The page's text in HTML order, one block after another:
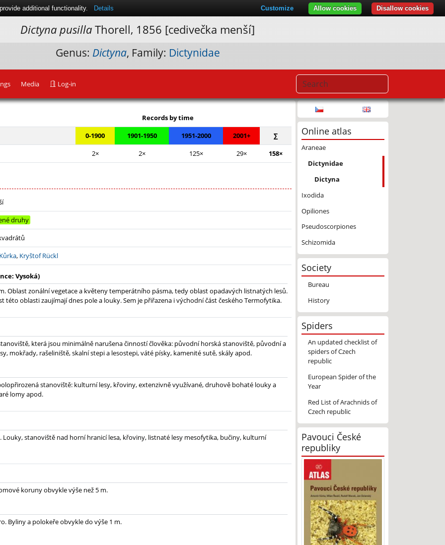
Dictyna pusillaThorell, 1856 [cedivečka menší]
Genus: Dictyna, Family: Dictynidae
Media Log-in
Leaflet|© Seznam.cz a.s. a další
Records by time
0-1900 1901-1950 1951-2000 2001+
∑
2× 2× 125× 29× 158×
druhy
, Kryštof Rückl
Vysoká)
Oblast zonální vegetace a květeny temperátního pásma, tedy oblast opadavých listnatých lesů.
této oblasti zaujímají dnes pole a louky. Sem je přiřazena i východní část českého Termofytika.
která jsou minimálně narušena činností člověka: původní horská stanoviště, původní a
mokřady, rašeliniště, skalní stepi a lesostepi, váté písky, kamenité sutě, skály apod.
stanoviště: kulturní lesy, křoviny, extenzivně využívané, druhově bohaté louky a
lomy apod.
Louky, stanoviště nad horní hranicí lesa, křoviny, listnaté lesy mesofytika, bučiny, kulturní
koruny obvykle výše než 5 m.
Byliny a polokeře obvykle do výše 1 m.
Online atlas
Araneae
Dictynidae
Dictyna
Ixodida
Opiliones
Pseudoscorpiones
Schizomida
Society
Bureau
History
Spiders
An updated checklist of
spiders of Czech
republic
European Spider of the
Year
Red List of Arachnids of
Czech republic
Pavouci České
republiky
additional functionality. Details Disallow cookies
Allow cookies
Customize